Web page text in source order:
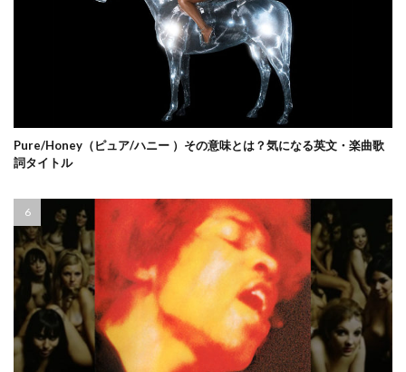
Pure/Honey（ピュア/ハニー ）その意味とは？気になる英文・楽曲歌
詞タイトル